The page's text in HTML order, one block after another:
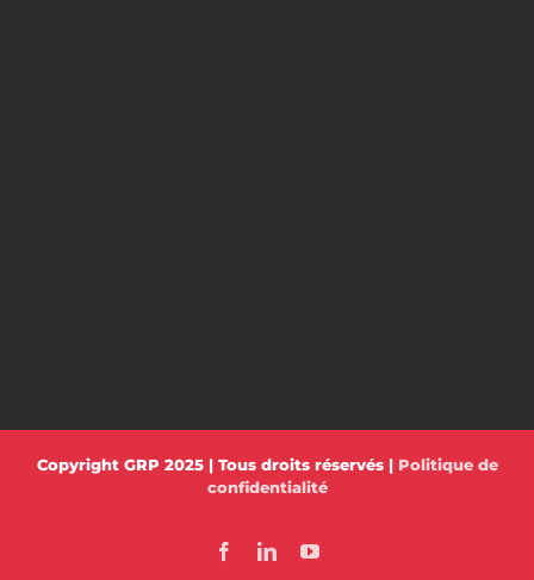
Copyright GRP 2025 | Tous droits réservés | Politique de
confidentialité
FacebookLinkedInYouTube